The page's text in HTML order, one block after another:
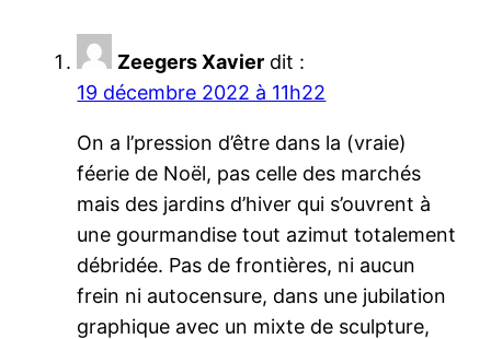
Zeegers Xavier dit :
19 décembre 2022 à 11h22
On a l’pression d’être dans la (vraie)
féerie de Noël, pas celle des marchés
mais des jardins d’hiver qui s’ouvrent à
une gourmandise tout azimut totalement
débridée. Pas de frontières, ni aucun
frein ni autocensure, dans une jubilation
graphique avec un mixte de sculpture,